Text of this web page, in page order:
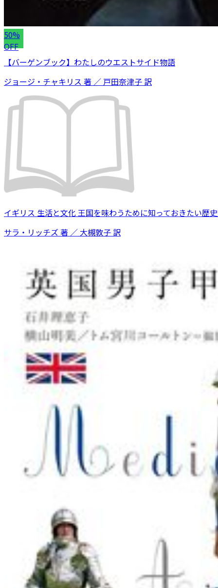
50%
OFF
【バーゲンブック】わたしのウエストサイド物語
ジョージ・チャキリス 著 ／ 戸田奈津子 訳
イギリス 生活と文化 王国を味わうために知っておきたい歴
サラ・リッチズ 著 ／ 大槻敦子 訳